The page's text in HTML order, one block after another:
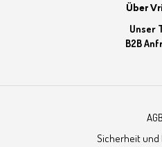
Über
Unser
B2B
AGB
Sicherheit und